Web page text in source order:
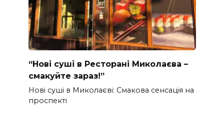
“Нові суші в Ресторані Миколаєва –
смакуйте зараз!”
Нові суші в Миколаєві: Смакова сенсація на
проспекті